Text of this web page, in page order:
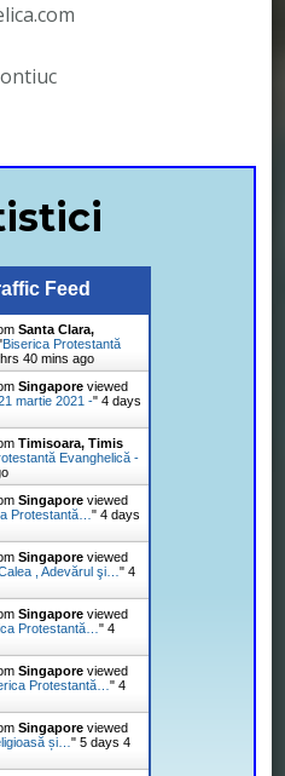
Feed
Santa Clara,
Biserica Protestantă
40 mins ago
Singaporeviewed
martie 2021 -" 4 days
Timisoara, Timis
Evanghelică -
Singaporeviewed
Protestantă… " 4 days
Singaporeviewed
, Adevărul şi… " 4
Singaporeviewed
Protestantă… " 4
Singaporeviewed
Protestantă… " 4
Singaporeviewed
și… " 5 days 4